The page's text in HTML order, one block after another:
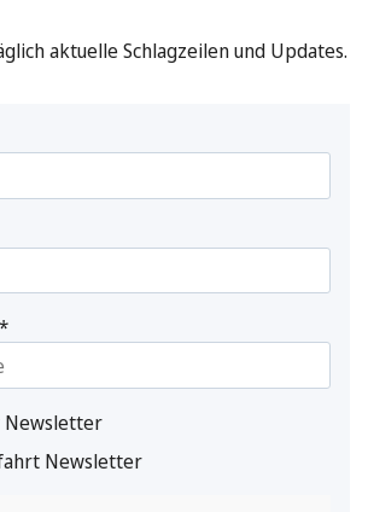
aktuelle Schlagzeilen und Updates.
*
Newsletter
Newsletter